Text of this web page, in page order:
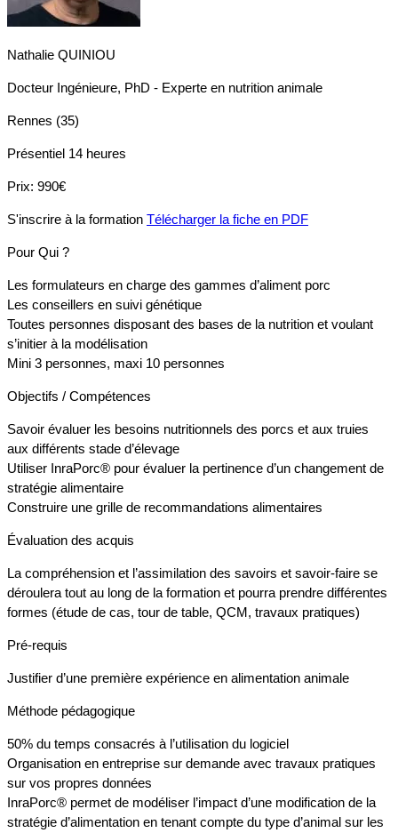
Nathalie QUINIOU
Docteur Ingénieure, PhD - Experte en nutrition animale
Rennes (35)
Présentiel 14 heures
Prix: 990€
S'inscrire à la formation Télécharger la fiche en PDF
Pour Qui ?
Les formulateurs en charge des gammes d’aliment porc
Les conseillers en suivi génétique
Toutes personnes disposant des bases de la nutrition et voulant
s’initier à la modélisation
Mini 3 personnes, maxi 10 personnes
Objectifs / Compétences
Savoir évaluer les besoins nutritionnels des porcs et aux truies
aux différents stade d’élevage
Utiliser InraPorc® pour évaluer la pertinence d’un changement de
stratégie alimentaire
Construire une grille de recommandations alimentaires
Évaluation des acquis
La compréhension et l’assimilation des savoirs et savoir-faire se
déroulera tout au long de la formation et pourra prendre différentes
formes (étude de cas, tour de table, QCM, travaux pratiques)
Pré-requis
Justifier d’une première expérience en alimentation animale
Méthode pédagogique
50% du temps consacrés à l’utilisation du logiciel
Organisation en entreprise sur demande avec travaux pratiques
sur vos propres données
InraPorc® permet de modéliser l’impact d’une modification de la
stratégie d’alimentation en tenant compte du type d’animal sur les